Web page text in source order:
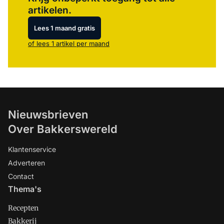
artikelen.
Lees 1 maand gratis
of lees 1 artikel per maand
Nieuwsbrieven
Over Bakkerswereld
Klantenservice
Adverteren
Contact
Thema's
Recepten
Bakkerij